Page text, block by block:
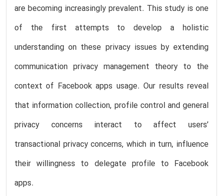
are becoming increasingly prevalent. This study is one
of the first attempts to develop a holistic
understanding on these privacy issues by extending
communication privacy management theory to the
context of Facebook apps usage. Our results reveal
that information collection, profile control and general
privacy concerns interact to affect users’
transactional privacy concerns, which in turn, influence
their willingness to delegate profile to Facebook
apps.